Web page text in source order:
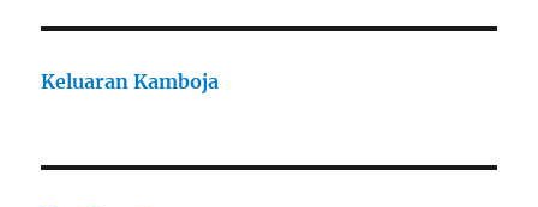
Keluaran Kamboja